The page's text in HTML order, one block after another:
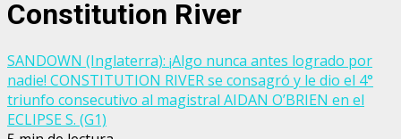
Constitution River
SANDOWN (Inglaterra): ¡Algo nunca antes logrado por
nadie! CONSTITUTION RIVER se consagró y le dio el 4°
triunfo consecutivo al magistral AIDAN O’BRIEN en el
ECLIPSE S. (G1)